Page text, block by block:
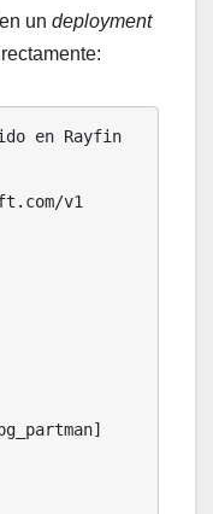
un deployment
en Rayfin
v1